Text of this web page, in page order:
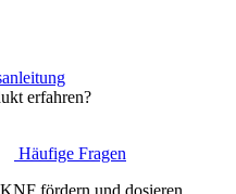
erfahren?
Häufige Fragen
fördern und dosieren